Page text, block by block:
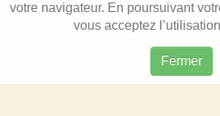
votre navigateur. En poursuivant
vous acceptez
Fermer